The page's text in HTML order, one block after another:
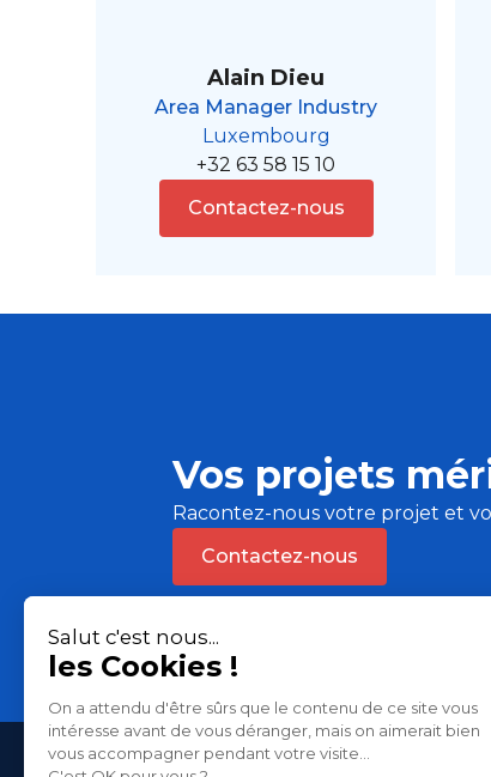
Alain Dieu
Area Manager Industry
Luxembourg
+32 63 58 15 10
Contactez-nous
Vos projets
Racontez-nous votre projet et
Contactez-nous